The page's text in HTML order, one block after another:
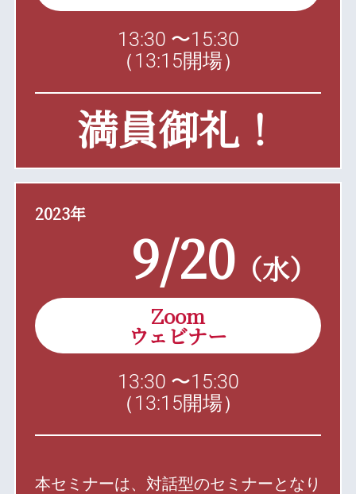
13:30 〜15:30
（13:15開場）
満員御礼！
2023年
9/20 （水）
Zoom
ウェビナー
13:30 〜15:30
（13:15開場）
本セミナーは、対話型のセミナーとなり